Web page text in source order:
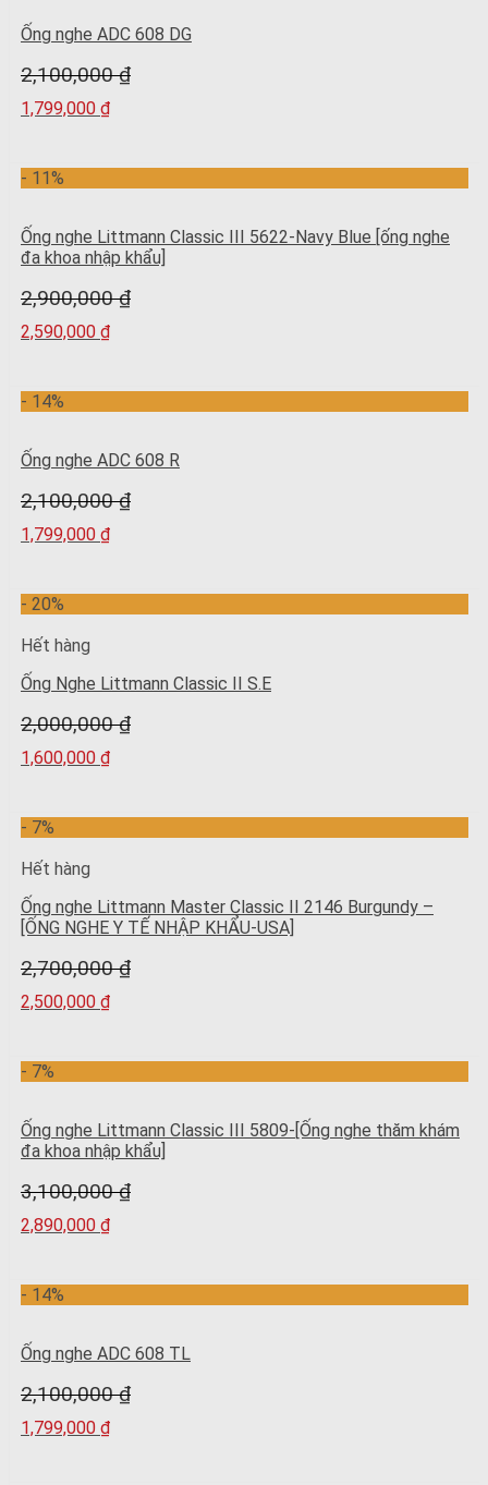
Ống nghe ADC 608 DG
2,100,000₫
1,799,000 ₫
- 11%
Ống nghe Littmann Classic III 5622-Navy Blue [ống nghe
đa khoa nhập khẩu]
2,900,000₫
2,590,000 ₫
- 14%
Ống nghe ADC 608 R
2,100,000₫
1,799,000 ₫
- 20%
Hết hàng
Ống Nghe Littmann Classic II S.E
2,000,000₫
1,600,000 ₫
- 7%
Hết hàng
Ống nghe Littmann Master Classic II 2146 Burgundy –
[ỐNG NGHE Y TẾ NHẬP KHẨU-USA]
2,700,000₫
2,500,000 ₫
- 7%
Ống nghe Littmann Classic III 5809-[Ống nghe thăm khám
đa khoa nhập khẩu]
3,100,000₫
2,890,000 ₫
- 14%
Ống nghe ADC 608 TL
2,100,000₫
1,799,000 ₫